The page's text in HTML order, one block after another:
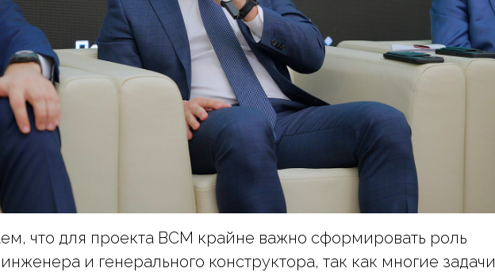
что для проекта ВСМ крайне важно сформировать роль
инженера и генерального конструктора, так как многие задачи